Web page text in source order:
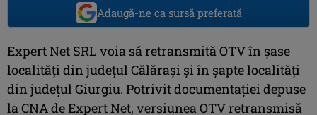
Adaugă-ne ca sursă preferată
Expert Net SRL voia să retransmită OTV în şase
localităţi din judeţul Călăraşi şi în şapte localităţi
din judeţul Giurgiu. Potrivit documentaţiei depuse
la CNA de Expert Net, versiunea OTV retransmisă